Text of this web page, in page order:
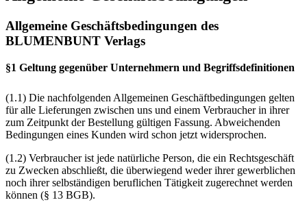
Allgemeine Geschäftsbedingungen des
BLUMENBUNT Verlags
§1 Geltung gegenüber Unternehmern und Begriffsdefinitionen
(1.1) Die nachfolgenden Allgemeinen Geschäftbedingungen gelten
für alle Lieferungen zwischen uns und einem Verbraucher in ihrer
zum Zeitpunkt der Bestellung gültigen Fassung. Abweichenden
Bedingungen eines Kunden wird schon jetzt widersprochen.
(1.2) Verbraucher ist jede natürliche Person, die ein Rechtsgeschäft
zu Zwecken abschließt, die überwiegend weder ihrer gewerblichen
noch ihrer selbständigen beruflichen Tätigkeit zugerechnet werden
können (§ 13 BGB).